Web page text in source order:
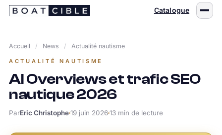
Passer
Catalogue
Accueil / News / Actualité nautisme
ACTUALITÉ NAUTISME
AI Overviews et trafic SEO
nautique 2026
ParEric Christophe19 juin 202613 min de lecture